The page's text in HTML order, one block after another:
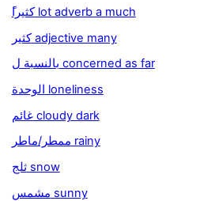
ًكثيرا lot adverb a much
كثير adjective many
بالنسبة ل concerned as far
الوحدة loneliness
غائم cloudy dark
ممطر/ماطر rainy
ثلج snow
مشمس sunny